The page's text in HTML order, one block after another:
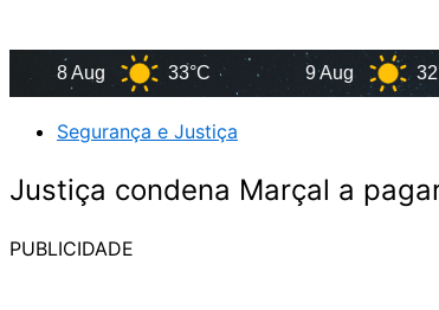
33°C 9 Aug 32°C
Segurança e Justiça
Justiça condena Marçal a
PUBLICIDADE